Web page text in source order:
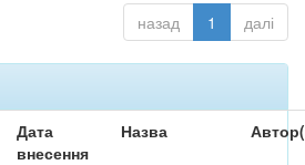
назад 1 далі
Дата
внесення
Назва